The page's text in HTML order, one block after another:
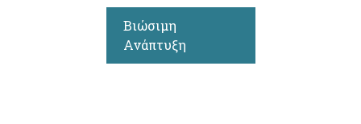
Βιώσιμη
Ανάπτυξη